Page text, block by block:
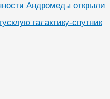
Андромеды открыли
галактику-спутник